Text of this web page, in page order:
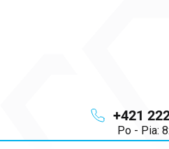
+421
Po - Pia: